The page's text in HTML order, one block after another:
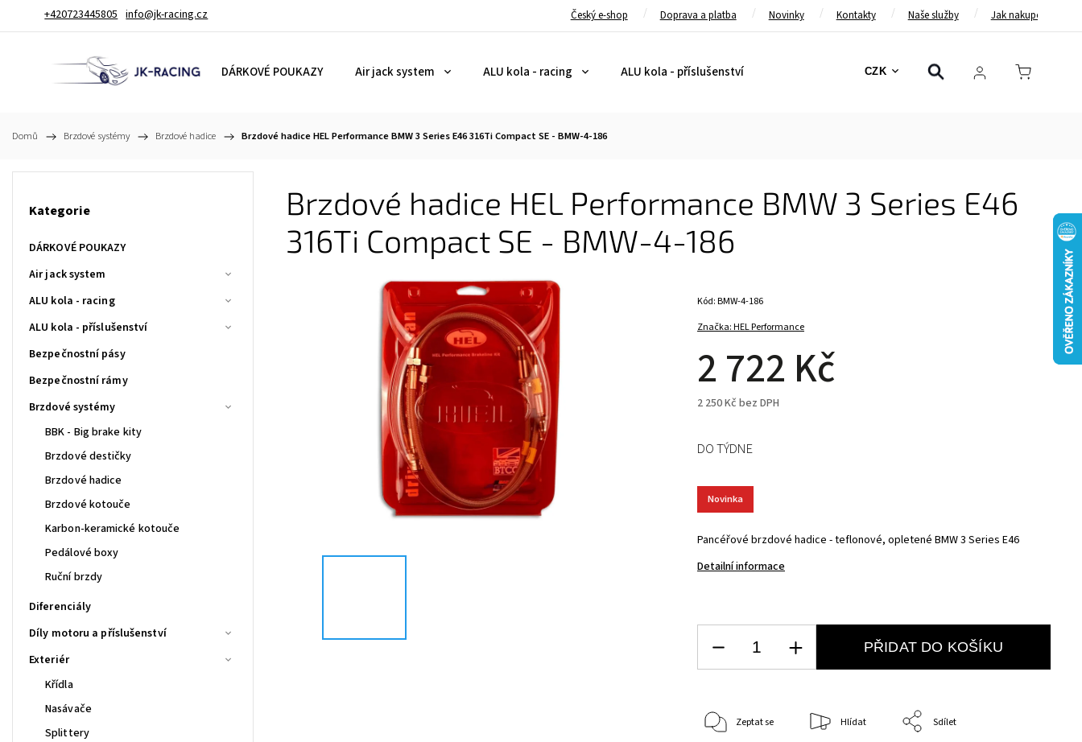
+420723445805 info@jk-racing.cz Český e-shop Doprava a platba Novinky Kontakty Naše služby Jak nakupovat
CZK
DÁRKOVÉ POUKAZY Air jack system ALU kola - racing ALU kola - příslušenství Bezpečnostní pásy Bezpečnostní rámy
Domů / Brzdové systémy / Brzdové hadice / Brzdové hadice HEL Performance BMW 3 Series E46 316Ti Compact SE - BMW-4-186
Kategorie
DÁRKOVÉ POUKAZY
Air jack system
ALU kola - racing
ALU kola - příslušenství
Bezpečnostní pásy
Bezpečnostní rámy
Brzdové systémy
BBK - Big brake kity
Brzdové destičky
Brzdové hadice
Brzdové kotouče
Karbon-keramické kotouče
Pedálové boxy
Ruční brzdy
Diferenciály
Díly motoru a příslušenství
Exteriér
Křídla
Nasávače
Splittery
Brzdové hadice HEL Performance BMW 3 Series E46
316Ti Compact SE - BMW-4-186
Značka:HEL Performance
2 722 Kč
2 250 Kč bez DPH
Kód:BMW-4-186
Pancéřové brzdové hadice - teflonové, opletené BMW 3 Series E46
Detailní informace
Novinka
DO TÝDNE
PŘIDAT DO KOŠÍKU
Zeptat se Hlídat Sdílet